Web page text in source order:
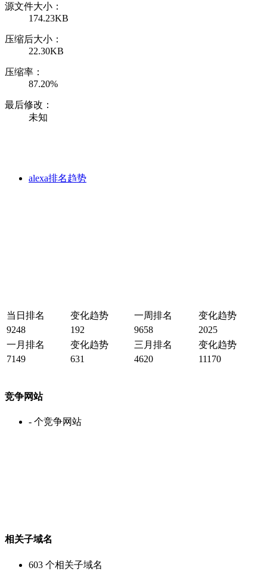
源文件大小：
174.23KB
压缩后大小：
22.30KB
压缩率：
87.20%
最后修改：
未知
alexa排名趋势
当日排名 变化趋势 一周排名
变化趋势
9248
192 9658
2025
一月排名
变化趋势 三月排名
变化趋势
7149
631 4620 11170
竞争网站
- 个竞争网站
相关子域名
603 个相关子域名